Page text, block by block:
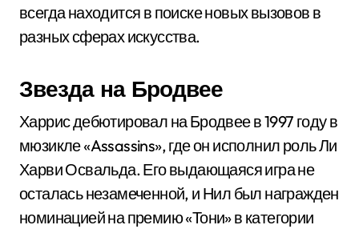
всегда находится в поиске новых вызовов в
разных сферах искусства.
Звезда на Бродвее
Харрис дебютировал на Бродвее в 1997 году в
мюзикле «Assassins», где он исполнил роль Ли
Харви Освальда. Его выдающаяся игра не
осталась незамеченной, и Нил был награжден
номинацией на премию «Тони» в категории